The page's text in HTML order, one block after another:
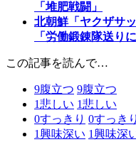
「堆肥戦闘」
北朝鮮「ヤクザサ
「労働鍛錬隊送り
この記事を読んで…
9腹立つ 9腹立つ
1悲しい 1悲しい
0すっきり 0すっきり
1興味深い 1興味深